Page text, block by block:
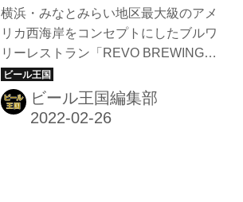
め、一日の終わりにビールを嗜む方は
多いのではないだろうか。飲んだ瞬間
に疲れた心を癒やし、明日への活力を
与えてくれるビールはいわば、「明日
へ進む力をくれる存在」だ。 サントリ
ーが2017年から2023年にかけて実...
価格で！REVO BREWING
のIPA缶「ONE」誕生
横浜・みなとみらい地区最大級のアメ
リカ西海岸をコンセプトにしたブルワ
リーレストラン「REVO BREWING」
が2022年3月1日（火）、クラフト缶ビ
ール「ONE」を発売する。 「今日も
１本！」と毎日を楽しんでもらえるビ
ビール王国編集部